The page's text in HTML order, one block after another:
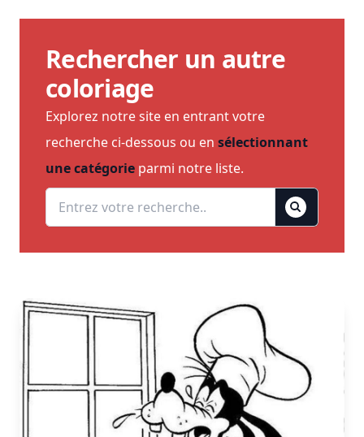
Rechercher un autre
coloriage
Explorez notre site en entrant votre
recherche ci-dessous ou en sélectionnant
une catégorie parmi notre liste.